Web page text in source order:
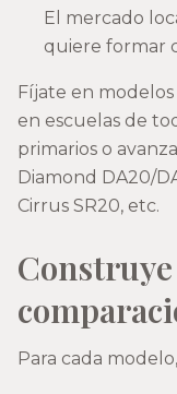
El mercado
quiere formar
Fíjate en
en escuelas de
primarios o
Diamond DA20/
Cirrus SR20, etc.
Para cada